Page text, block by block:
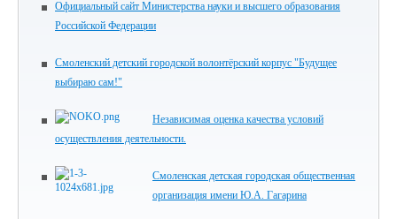
Официальный сайт Министерства науки и высшего образования
Российской Федерации
Смоленский детский городской волонтёрский корпус "Будущее
выбираю сам!"
Независимая оценка качества условий
осуществления деятельности.
Смоленская детская городская общественная
организация имени Ю.А. Гагарина